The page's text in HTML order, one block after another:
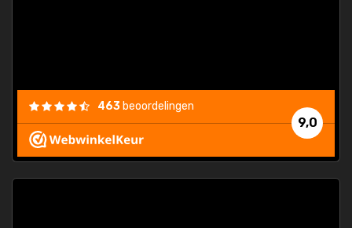
9,0
463 beoordelingen